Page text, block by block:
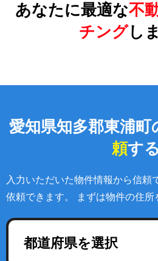
あなたに最適な不
チングし
愛知県知多郡東浦町
頼する
入力いただいた物件情報から信頼
依頼できます。 まずは物件の住所
都道府県を選択